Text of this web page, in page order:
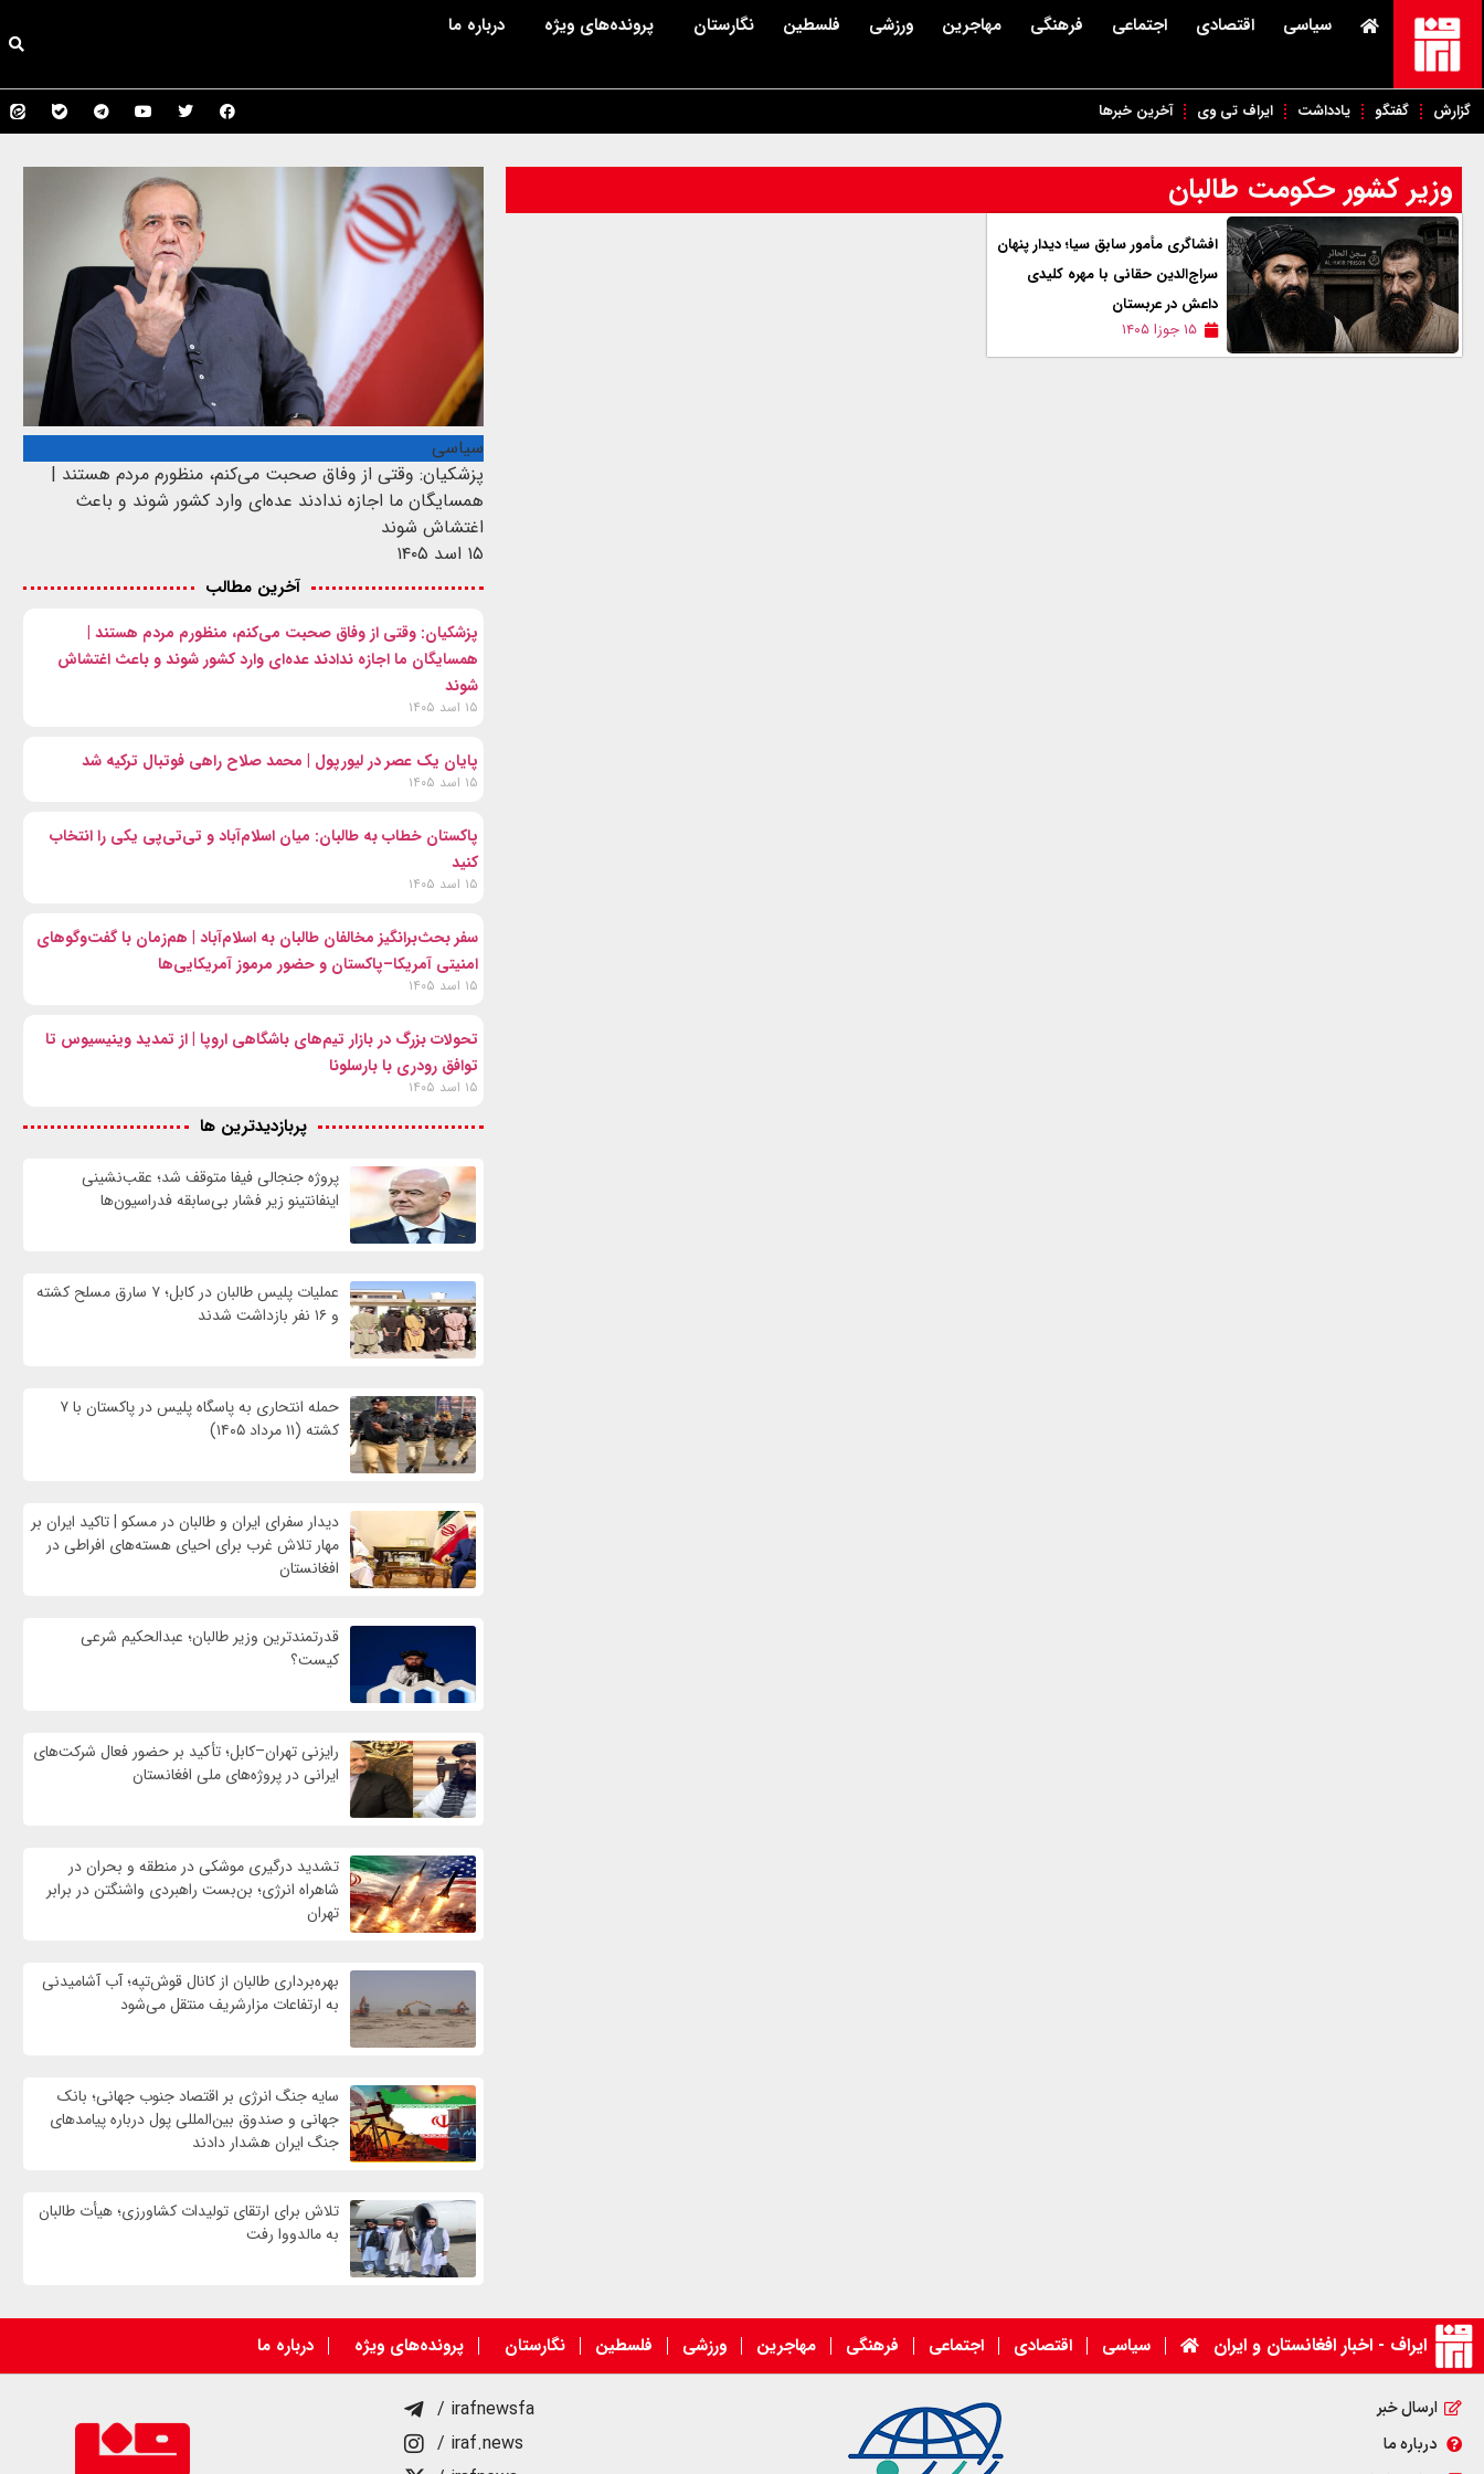
سیاسی اقتصادی اجتماعی فرهنگی مهاجرین ورزشی فلسطین نگارستان پرونده‌های ویژه درباره ما
گزارش گفتگو یادداشت ایراف تی وی آخرین خبرها
وزیر کشور حکومت طالبان
افشاگری مأمور سابق سیا؛ دیدار پنهان
سراج‌الدین حقانی با مهره کلیدی
داعش در عربستان
۱۵ جوزا ۱۴۰۵
سیاسی
پزشکیان: وقتی از وفاق صحبت می‌کنم، منظورم مردم هستند |
همسایگان ما اجازه ندادند عده‌ای وارد کشور شوند و باعث
اغتشاش شوند
۱۵ اسد ۱۴۰۵
آخرین مطالب
پزشکیان: وقتی از وفاق صحبت می‌کنم، منظورم مردم هستند |
همسایگان ما اجازه ندادند عده‌ای وارد کشور شوند و باعث اغتشاش
شوند
۱۵ اسد ۱۴۰۵
پایان یک عصر در لیورپول | محمد صلاح راهی فوتبال ترکیه شد
۱۵ اسد ۱۴۰۵
پاکستان خطاب به طالبان: میان اسلام‌آباد و تی‌تی‌پی یکی را انتخاب
کنید
۱۵ اسد ۱۴۰۵
سفر بحث‌برانگیز مخالفان طالبان به اسلام‌آباد | هم‌زمان با گفت‌وگوهای
امنیتی آمریکا–پاکستان و حضور مرموز آمریکایی‌ها
۱۵ اسد ۱۴۰۵
تحولات بزرگ در بازار تیم‌های باشگاهی اروپا | از تمدید وینیسیوس تا
توافق رودری با بارسلونا
۱۵ اسد ۱۴۰۵
پربازدیدترین ها
پروژه جنجالی فیفا متوقف شد؛ عقب‌نشینی
اینفانتینو زیر فشار بی‌سابقه فدراسیون‌ها
عملیات پلیس طالبان در کابل؛ ۷ سارق مسلح کشته
و ۱۶ نفر بازداشت شدند
حمله انتحاری به پاسگاه پلیس در پاکستان با ۷
کشته (۱۱ مرداد ۱۴۰۵)
دیدار سفرای ایران و طالبان در مسکو | تاکید ایران بر
مهار تلاش‌ غرب برای احیای هسته‌های افراطی در
افغانستان
قدرتمندترین وزیر طالبان؛ عبدالحکیم شرعی
کیست؟
رایزنی تهران–کابل؛ تأکید بر حضور فعال شرکت‌های
ایرانی در پروژه‌های ملی افغانستان
تشدید درگیری موشکی در منطقه و بحران در
شاهراه انرژی؛ بن‌بست راهبردی واشنگتن در برابر
تهران
بهره‌برداری طالبان از کانال قوش‌تپه؛ آب آشامیدنی
به ارتفاعات مزارشریف منتقل می‌شود
سایه جنگ انرژی بر اقتصاد جنوب جهانی؛ بانک
جهانی و صندوق بین‌المللی پول درباره پیامدهای
جنگ ایران هشدار دادند
تلاش برای ارتقای تولیدات کشاورزی؛ هیأت طالبان
به مالدووا رفت
ایراف - اخبار افغانستان و ایران سیاسی اقتصادی اجتماعی فرهنگی مهاجرین ورزشی فلسطین نگارستان پرونده‌های ویژه درباره ما
ارسال خبر
درباره ما
/ irafnewsfa
/ iraf.news